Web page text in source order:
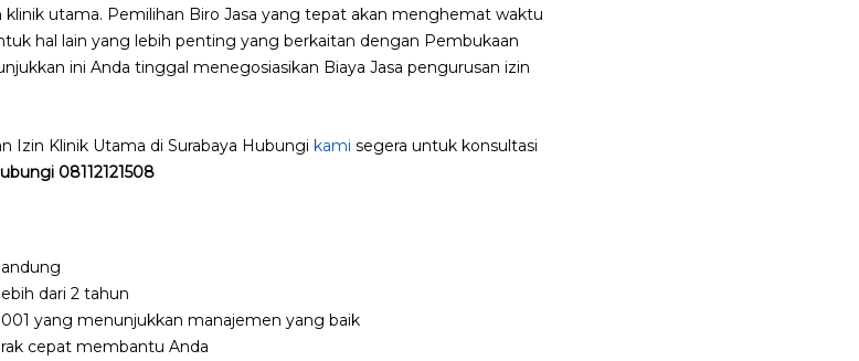
utama. Pemilihan Biro Jasa yang tepat akan menghemat waktu
hal lain yang lebih penting yang berkaitan dengan Pembukaan
ini Anda tinggal menegosiasikan Biaya Jasa pengurusan izin
Izin Klinik Utama di Surabaya Hubungi kami segera untuk konsultasi
08112121508
dari 2 tahun
yang menunjukkan manajemen yang baik
cepat membantu Anda